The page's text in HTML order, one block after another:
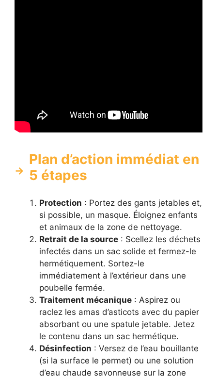
Plan d’action immédiat en
5 étapes
Protection : Portez des gants jetables et,
si possible, un masque. Éloignez enfants
et animaux de la zone de nettoyage.
Retrait de la source : Scellez les déchets
infectés dans un sac solide et fermez-le
hermétiquement. Sortez-le
immédiatement à l’extérieur dans une
poubelle fermée.
Traitement mécanique : Aspirez ou
raclez les amas d’asticots avec du papier
absorbant ou une spatule jetable. Jetez
le contenu dans un sac hermétique.
Désinfection : Versez de l’eau bouillante
(si la surface le permet) ou une solution
d’eau chaude savonneuse sur la zone